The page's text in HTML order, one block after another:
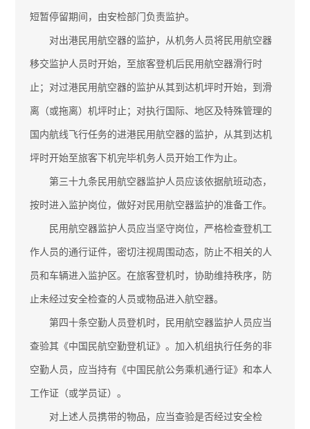
短暂停留期间，由安检部门负责监护。
对出港民用航空器的监护，从机务人员将民用航空器
移交监护人员时开始，至旅客登机后民用航空器滑行时
止；对过港民用航空器的监护从其到达机坪时开始，到滑
离（或拖离）机坪时止；对执行国际、地区及特殊管理的
国内航线飞行任务的进港民用航空器的监护，从其到达机
坪时开始至旅客下机完毕机务人员开始工作为止。
第三十九条民用航空器监护人员应该依据航班动态，
按时进入监护岗位，做好对民用航空器监护的准备工作。
民用航空器监护人员应当坚守岗位，严格检查登机工
作人员的通行证件，密切注视周围动态，防止不相关的人
员和车辆进入监护区。在旅客登机时，协助维持秩序，防
止未经过安全检查的人员或物品进入航空器。
第四十条空勤人员登机时，民用航空器监护人员应当
查验其《中国民航空勤登机证》。加入机组执行任务的非
空勤人员，应当持有《中国民航公务乘机通行证》和本人
工作证（或学员证）。
对上述人员携带的物品，应当查验是否经过安全检